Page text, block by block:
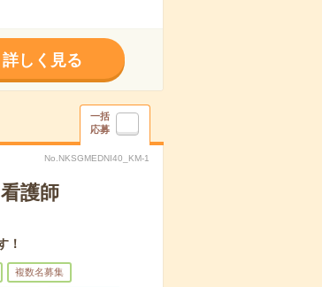
詳しく見る
一括
応募
No.NKSGMEDNI40_KM-1
護師
！
複数名募集